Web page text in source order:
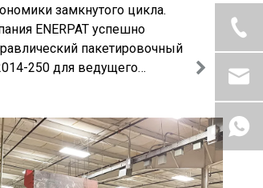
замкнутого цикла.
ENERPAT успешно
пакетировочный
250 для ведущего
штат Огайо. Этот